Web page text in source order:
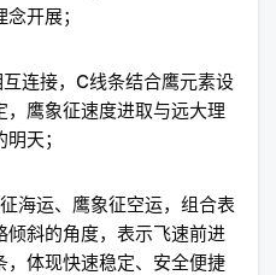
开展；
连接，C线条结合鹰元素设
鹰象征速度进取与远大理
天；
海运、鹰象征空运，组合表
斜的角度，表示飞速前进
，体现快速稳定、安全便捷